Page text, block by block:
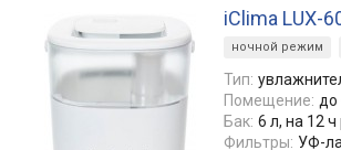
iClima LUX-
ночной режим
Тип:
Помещение: до
Бак: 6 л, на 12
Фильтры: УФ-